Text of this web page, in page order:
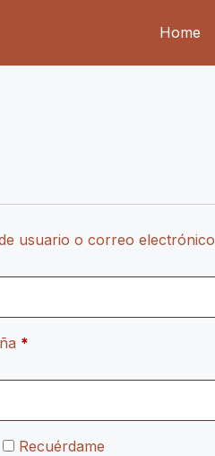
Home
usuario o correo electrónico
*
Recuérdame